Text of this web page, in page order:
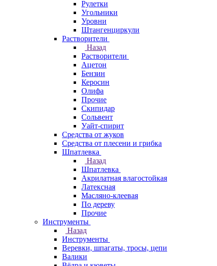
Рулетки
Угольники
Уровни
Штангенциркули
Растворители
Назад
Растворители
Ацетон
Бензин
Керосин
Олифа
Прочие
Скипидар
Сольвент
Уайт-спирит
Средства от жуков
Средства от плесени и грибка
Шпатлевка
Назад
Шпатлевка
Акрилатная влагостойкая
Латексная
Масляно-клеевая
По дереву
Прочие
Инструменты
Назад
Инструменты
Веревки, шпагаты, тросы, цепи
Валики